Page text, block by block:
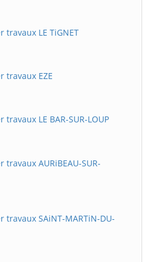
travaux LE TiGNET
travaux EZE
LE BAR-SUR-LOUP
AURiBEAU-SUR-
travaux SAiNT-MARTiN-DU-